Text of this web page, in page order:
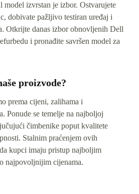
izvrstan je izbor. Ostvarujete
dobivate pažljivo testiran uređaj i
Otkrijte danas izbor obnovljenih Dell
i pronađite savršen model za
proizvode?
prema cijeni, zalihama i
Ponude se temelje na najboljoj
čimbenike poput kvalitete
Stalnim praćenjem ovih
kupci imaju pristup najboljim
najpovoljnijim cijenama.